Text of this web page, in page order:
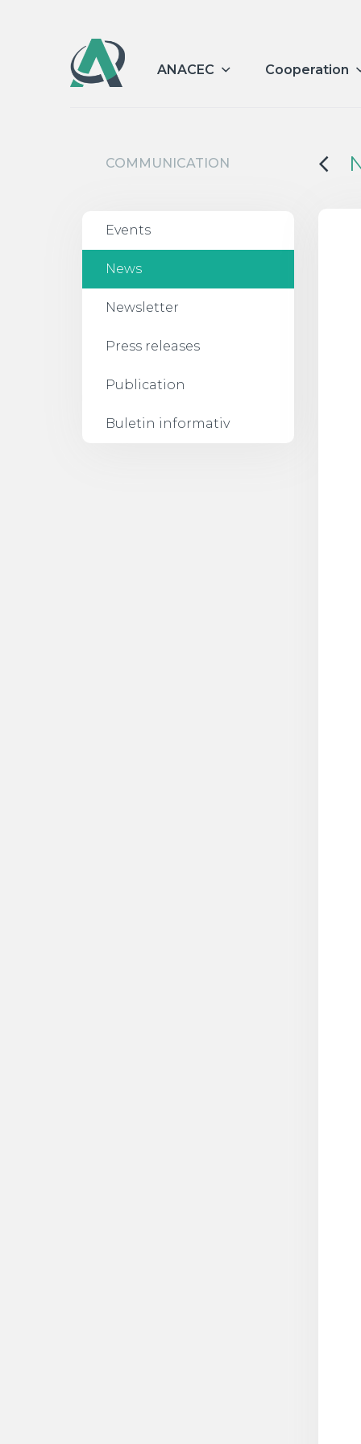
ANACEC Cooperation
COMMUNICATION
Events
News
Newsletter
Press releases
Publication
Buletin informativ